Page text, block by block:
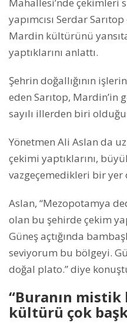
yapımcısı Serdar
Mardin kültürünü
yaptıklarını anlattı.
Şehrin doğallığının
eden Sarıtop, Mardin’in
sayılı illerden biri
Yönetmen Ali Aslan da
çekimi yaptıklarını,
vazgeçemedikleri bir
Aslan, “Mezopotamya
olan bu şehirde çekim
Güneş açtığında
seviyorum bu bölgeyi.
doğal plato.” diye
“Buranın mistik
kültürü çok